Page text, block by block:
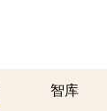
智库